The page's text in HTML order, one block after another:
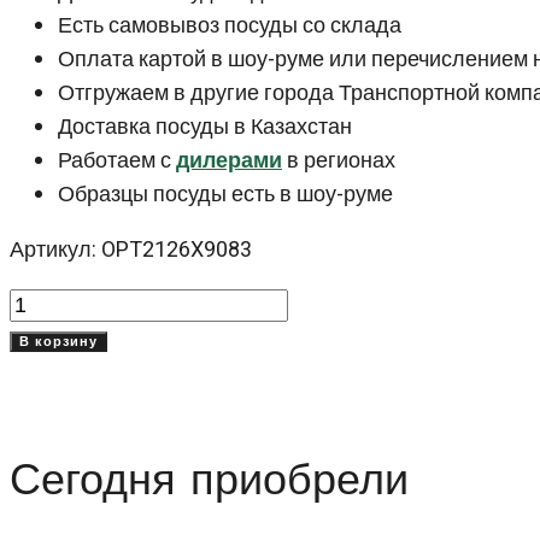
Есть самовывоз посуды со склада
Оплата картой в шоу-руме или перечислением
Отгружаем в другие города Транспортной
Доставка посуды в Казахстан
Работаем сдилерамив регионах
Образцы посуды есть в шоу-руме
Артикул: OPT2126X9083
Количество
товара
см
В корзину
Сегодня приобрели